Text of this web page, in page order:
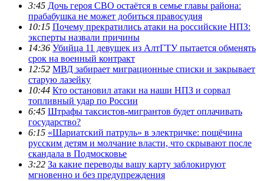
3:45 Дочь героя СВО остаётся в семье главы района:
прабабушка не может добиться правосудия
10:15 Почему прекратились атаки на российские НПЗ:
эксперты назвали причины
14:36 Убийца 11 девушек из АлтГТУ пытается обменять
срок на военный контракт
12:52 МВД забирает миграционные списки и закрывает
старую лазейку
10:44 Кто остановил атаки на наши НПЗ и сорвал
топливный удар по России
6:45 Штрафы таксистов-мигрантов будет оплачивать
государство?
6:15 «Шариатский патруль» в электричке: пощёчина
русским детям и молчание власти, что скрывают после
скандала в Подмосковье
3:22 За какие переводы вашу карту заблокируют
мгновенно и без предупреждения